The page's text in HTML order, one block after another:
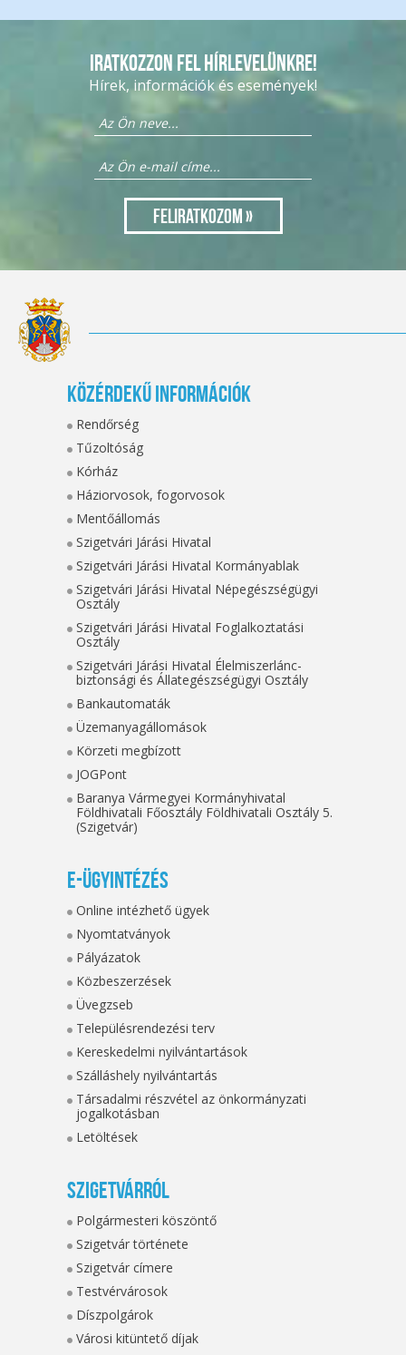
Iratkozzon fel hírlevelünkre!
Hírek, információk és események!
Közérdekű információk
Rendőrség
Tűzoltóság
Kórház
Háziorvosok, fogorvosok
Mentőállomás
Szigetvári Járási Hivatal
Szigetvári Járási Hivatal Kormányablak
Szigetvári Járási Hivatal Népegészségügyi
Osztály
Szigetvári Járási Hivatal Foglalkoztatási
Osztály
Szigetvári Járási Hivatal Élelmiszerlánc-
biztonsági és Állategészségügyi Osztály
Bankautomaták
Üzemanyagállomások
Körzeti megbízott
JOGPont
Baranya Vármegyei Kormányhivatal
Földhivatali Főosztály Földhivatali Osztály 5.
(Szigetvár)
E-ügyintézés
Online intézhető ügyek
Nyomtatványok
Pályázatok
Közbeszerzések
Üvegzseb
Településrendezési terv
Kereskedelmi nyilvántartások
Szálláshely nyilvántartás
Társadalmi részvétel az önkormányzati
jogalkotásban
Letöltések
Szigetvárról
Polgármesteri köszöntő
Szigetvár története
Szigetvár címere
Testvérvárosok
Díszpolgárok
Városi kitüntető díjak